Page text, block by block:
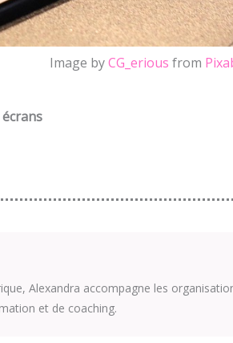
Image byCG_erious from
écrans
Alexandra accompagne les
et de coaching.